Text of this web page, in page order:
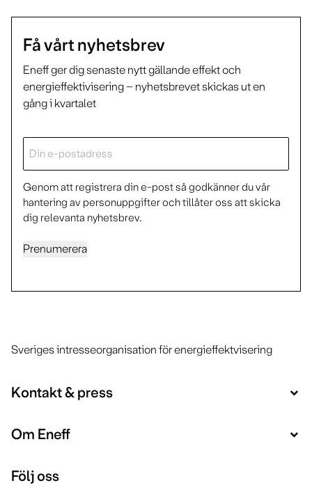
Få vårt nyhetsbrev
Eneff ger dig senaste nytt gällande effekt och
energieffektivisering – nyhetsbrevet skickas ut en
gång i kvartalet
E-
post
Genom att registrera din e-post så godkänner du vår
hantering av personuppgifter och tillåter oss att skicka
dig relevanta nyhetsbrev.
Prenumerera
Sveriges intresseorganisation för energieffektvisering
Kontakt & press
Om Eneff
Följ oss